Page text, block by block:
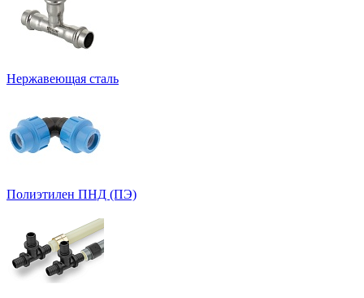
Нержавеющая сталь
Полиэтилен ПНД (ПЭ)